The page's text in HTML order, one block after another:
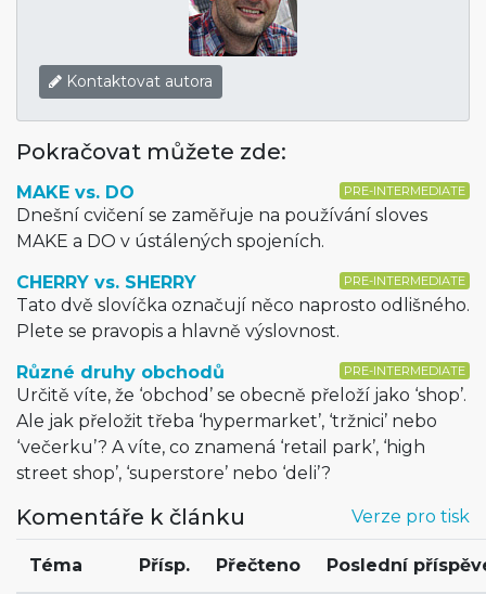
Kontaktovat autora
Pokračovat můžete zde:
PRE-INTERMEDIATE
MAKE vs. DO
Dnešní cvičení se zaměřuje na používání sloves
MAKE a DO v ústálených spojeních.
PRE-INTERMEDIATE
CHERRY vs. SHERRY
Tato dvě slovíčka označují něco naprosto odlišného.
Plete se pravopis a hlavně výslovnost.
PRE-INTERMEDIATE
Různé druhy obchodů
Určitě víte, že ‘obchod’ se obecně přeloží jako ‘shop’.
Ale jak přeložit třeba ‘hypermarket’, ‘tržnici’ nebo
‘večerku’? A víte, co znamená ‘retail park’, ‘high
street shop’, ‘superstore’ nebo ‘deli’?
Verze pro tisk
Komentáře k článku
Téma Přísp. Přečteno Poslední